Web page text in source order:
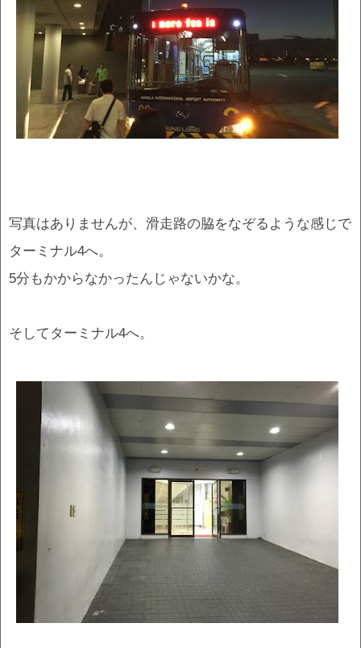
写真はありませんが、滑走路の脇をなぞるような感じで
ターミナル4へ。
5分もかからなかったんじゃないかな。
そしてターミナル4へ。